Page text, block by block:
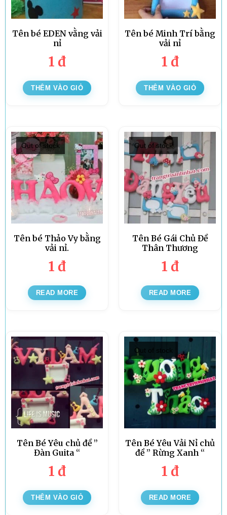
Tên bé EDEN vằng vải
nỉ
1 đ
THÊM VÀO GIỎ
Tên bé Minh Trí bằng
vải nỉ
1 đ
THÊM VÀO GIỎ
Out of stock
Tên bé Thảo Vy bằng
vải nỉ.
1 đ
READ MORE
Out of stock
Tên Bé Gái Chủ Đề
Thân Thương
1 đ
READ MORE
Tên Bé Yêu chủ đề ”
Đàn Guita “
1 đ
THÊM VÀO GIỎ
Out of stock
Tên Bé Yêu Vải Nỉ chủ
đề ” Rừng Xanh “
1 đ
READ MORE